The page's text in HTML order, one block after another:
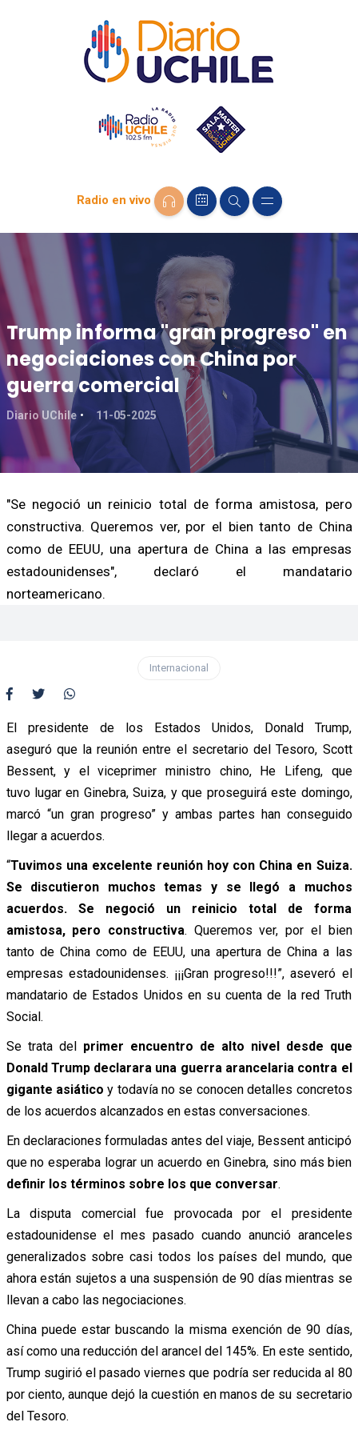
Radio en vivo
Trump informa "gran progreso" en
negociaciones con China por
guerra comercial
Diario UChile 11-05-2025
"Se negoció un reinicio total de forma amistosa, pero
constructiva. Queremos ver, por el bien tanto de China
como de EEUU, una apertura de China a las empresas
estadounidenses", declaró el mandatario
norteamericano.
Internacional
El presidente de los Estados Unidos, Donald Trump,
aseguró que la reunión entre el secretario del Tesoro, Scott
Bessent, y el viceprimer ministro chino, He Lifeng, que
tuvo lugar en Ginebra, Suiza, y que proseguirá este domingo,
marcó “un gran progreso” y ambas partes han conseguido
llegar a acuerdos.
“Tuvimos una excelente reunión hoy con China en Suiza.
Se discutieron muchos temas y se llegó a muchos
acuerdos. Se negoció un reinicio total de forma
amistosa, pero constructiva. Queremos ver, por el bien
tanto de China como de EEUU, una apertura de China a las
empresas estadounidenses. ¡¡¡Gran progreso!!!”, aseveró el
mandatario de Estados Unidos en su cuenta de la red Truth
Social.
Se trata del primer encuentro de alto nivel desde que
Donald Trump declarara una guerra arancelaria contra el
gigante asiático y todavía no se conocen detalles concretos
de los acuerdos alcanzados en estas conversaciones.
En declaraciones formuladas antes del viaje, Bessent anticipó
que no esperaba lograr un acuerdo en Ginebra, sino más bien
definir los términos sobre los que conversar.
La disputa comercial fue provocada por el presidente
estadounidense el mes pasado cuando anunció aranceles
generalizados sobre casi todos los países del mundo, que
ahora están sujetos a una suspensión de 90 días mientras se
llevan a cabo las negociaciones.
China puede estar buscando la misma exención de 90 días,
así como una reducción del arancel del 145%. En este sentido,
Trump sugirió el pasado viernes que podría ser reducida al 80
por ciento, aunque dejó la cuestión en manos de su secretario
del Tesoro.